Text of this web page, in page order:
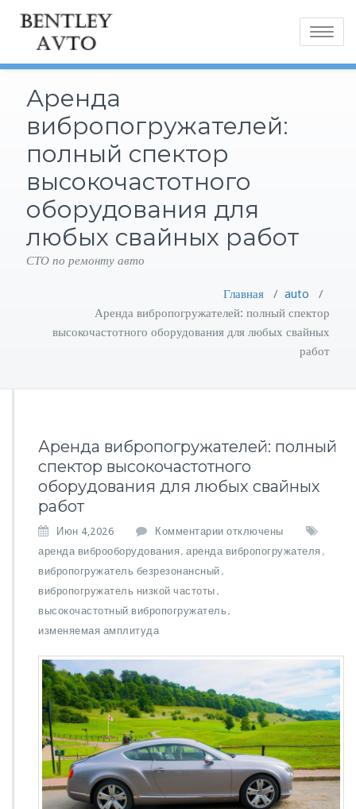
Toggle
Аренда
вибропогружателей:
полный спектор
высокочастотного
оборудования для
любых свайных работ
СТО по ремонту авто
Главная / auto /
Аренда вибропогружателей: полный спектор
высокочастотного оборудования для любых свайных
работ
Аренда вибропогружателей: полный
спектор высокочастотного
оборудования для любых свайных
работ
Июн 4,2026 Комментарии к
з
с
р
н
д
а
в
и
б
о
отключены
аренда виброоборудования , аренда вибропогружателя ,
вибропогружатель безрезонансный ,
вибропогружатель низкой частоты ,
высокочастотный вибропогружатель ,
изменяемая амплитуда